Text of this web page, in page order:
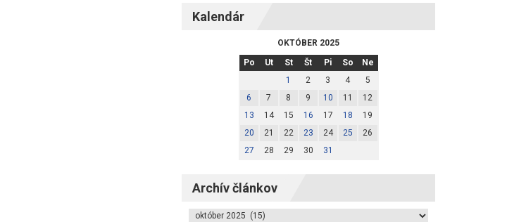
Kalendár
OKTÓBER 2025
Po
Ut St Št Pi So
Ne
1
2 3 4
5
6
7 8 9 10 11
12
13
14 15 16 17 18
19
20
21 22 23 24 25
26
27
28 29 30 31
Archív článkov
Archív článkov